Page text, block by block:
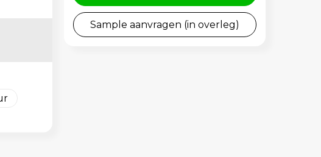
Sample aanvragen (in overleg)